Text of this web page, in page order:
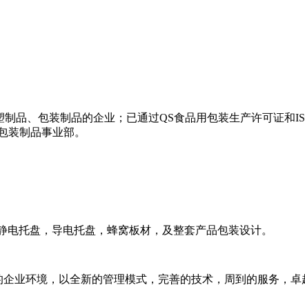
品、包装制品的企业；已通过QS食品用包装生产许可证和
制品事业部。
托盘，导电托盘，蜂窝板材，及整套产品包装设计。
业环境，以全新的管理模式，完善的技术，周到的服务，